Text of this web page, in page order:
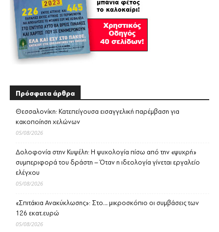
Πρόσφατα άρθρα
Θεσσαλονίκη: Κατεπείγουσα εισαγγελική παρέμβαση για
κακοποίηση χελώνων
05/08/2026
Δολοφονία στην Κυψέλη: Η ψυχολογία πίσω από την «ψυχρή»
συμπεριφορά του δράστη – Όταν η ιδεολογία γίνεται εργαλείο
ελέγχου
05/08/2026
«Σπιτάκια Ανακύκλωσης»: Στο… μικροσκόπιο οι συμβάσεις των
126 εκατ.ευρώ
05/08/2026